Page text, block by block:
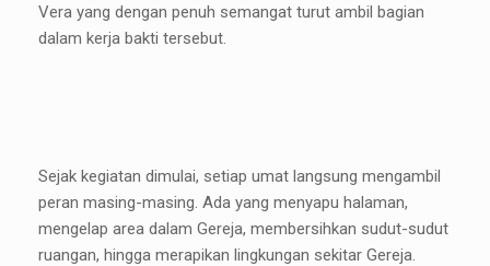
Vera yang dengan penuh semangat turut ambil bagian
dalam kerja bakti tersebut.
Sejak kegiatan dimulai, setiap umat langsung mengambil
peran masing-masing. Ada yang menyapu halaman,
mengelap area dalam Gereja, membersihkan sudut-sudut
ruangan, hingga merapikan lingkungan sekitar Gereja.